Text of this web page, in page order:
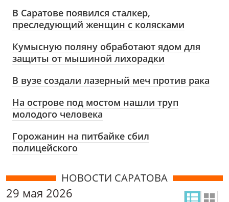
В Саратове появился сталкер,
преследующий женщин с колясками
Кумысную поляну обработают ядом для
защиты от мышиной лихорадки
В вузе создали лазерный меч против рака
На острове под мостом нашли труп
молодого человека
Горожанин на питбайке сбил
полицейского
НОВОСТИ САРАТОВА
29 мая 2026